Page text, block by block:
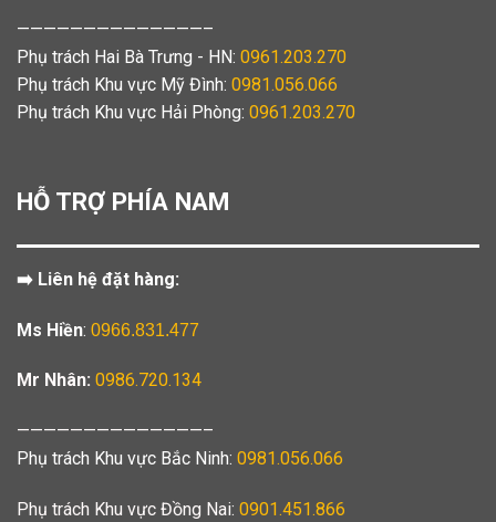
——————————————–
Phụ trách Hai Bà Trưng - HN: 0961.203.270
Phụ trách Khu vực Mỹ Đình: 0981.056.066
Phụ trách Khu vực Hải Phòng: 0961.203.270
HỖ TRỢ PHÍA NAM
➡️ Liên hệ đặt hàng:
Ms Hiền: 0966.831.477
Mr Nhân: 0986.720.134
——————————————–
Phụ trách Khu vực Bắc Ninh: 0981.056.066
Phụ trách Khu vực Đồng Nai: 0901.451.866